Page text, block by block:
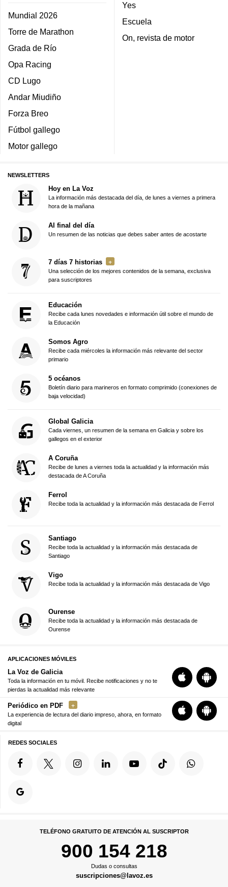
Mundial 2026
Torre de Marathon
Grada de Río
Opa Racing
CD Lugo
Andar Miudiño
Forza Breo
Fútbol gallego
Motor gallego
Yes
Escuela
On, revista de motor
NEWSLETTERS
Hoy en La Voz
La información más destacada del día, de lunes a viernes a primera
hora de la mañana
Al final del día
Un resumen de las noticias que debes saber antes de acostarte
7 días 7 historias
Una selección de los mejores contenidos de la semana, exclusiva
para suscriptores
Educación
Recibe cada lunes novedades e información útil sobre el mundo de
la Educación
Somos Agro
Recibe cada miércoles la información más relevante del sector
primario
5 océanos
Boletín diario para marineros en formato comprimido (conexiones de
baja velocidad)
Global Galicia
Cada viernes, un resumen de la semana en Galicia y sobre los
gallegos en el exterior
A Coruña
Recibe de lunes a viernes toda la actualidad y la información más
destacada de A Coruña
Ferrol
Recibe toda la actualidad y la información más destacada de Ferrol
Santiago
Recibe toda la actualidad y la información más destacada de
Santiago
Vigo
Recibe toda la actualidad y la información más destacada de Vigo
Ourense
Recibe toda la actualidad y la información más destacada de
Ourense
APLICACIONES MÓVILES
La Voz de Galicia
Toda la información en tu móvil. Recibe notificaciones y no te
pierdas la actualidad más relevante
Periódico en PDF
La experiencia de lectura del diario impreso, ahora, en formato
digital
REDES SOCIALES
TELÉFONO GRATUITO DE ATENCIÓN AL SUSCRIPTOR
900 154 218
Dudas o consultas
suscripciones@lavoz.es